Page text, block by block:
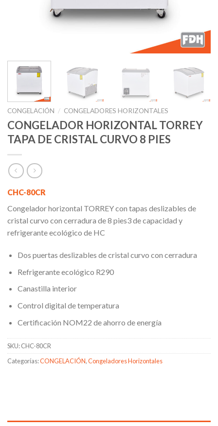
CONGELACIÓN / CONGELADORES HORIZONTALES
CONGELADOR HORIZONTAL TORREY
TAPA DE CRISTAL CURVO 8 PIES
CHC-80CR
Congelador horizontal TORREY con tapas deslizables de
cristal curvo con cerradura de 8 pies3 de capacidad y
refrigerante ecológico de HC
Dos puertas deslizables de cristal curvo con cerradura
Refrigerante ecológico R290
Canastilla interior
Control digital de temperatura
Certificación NOM22 de ahorro de energía
SKU:CHC-80CR
Categorías:CONGELACIÓN,Congeladores Horizontales